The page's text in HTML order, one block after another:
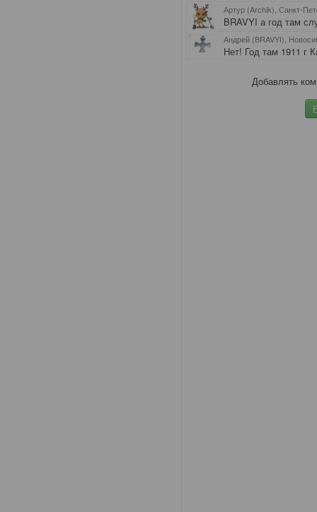
Артур (Archik), Санкт-
BRAVYI а год там
Андрей (BRAVYI),
Нет! Год там 1911 г
Добавлять